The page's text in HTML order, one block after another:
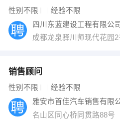
性别不限 经验不限
四川东蓝建设工程有限公司
成都龙泉驿川师现代花园
销售顾问
性别不限 经验不限
雅安市首佳汽车销售有限
名山区同心桥同贯路88号